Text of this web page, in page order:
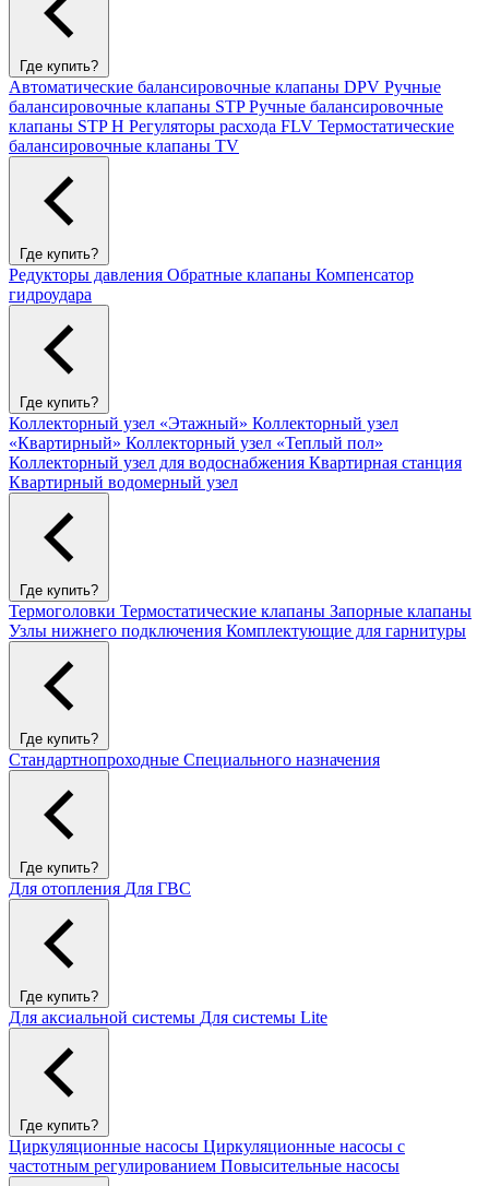
Где купить?
Автоматические балансировочные клапаны DPV Ручные
балансировочные клапаны STPРучные балансировочные
клапаны STP H Регуляторы расхода FLV Термостатические
балансировочные клапаны TV
Где купить?
Редукторы давления Обратные клапаны Компенсатор
гидроудара
Где купить?
Коллекторный узел «Этажный» Коллекторный узел
«Квартирный» Коллекторный узел «Теплый пол»
Коллекторный узел для водоснабжения Квартирная станция
Квартирный водомерный узел
Где купить?
Термоголовки Термостатические клапаны Запорные клапаны
Узлы нижнего подключения Комплектующие для гарнитуры
Где купить?
Стандартнопроходные Специального назначения
Где купить?
Для отопления Для ГВС
Где купить?
Для аксиальной системы Для системы Lite
Где купить?
Циркуляционные насосы Циркуляционные насосы с
частотным регулированием Повысительные насосы